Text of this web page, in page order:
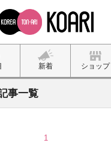
新着 ショップ
事一覧
1